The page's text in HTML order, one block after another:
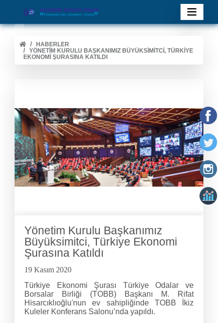
HABERLER
YÖNETIM KURULU BAŞKANIMIZ BÜYÜKSIMITCI, TÜRKIYE
EKONOMI ŞURASINA KATILDI
Yönetim Kurulu Başkanımız
Büyüksimitci, Türkiye Ekonomi
Şurasına Katıldı
19 Kasım 2020
Türkiye Ekonomi Şurası Türkiye Odalar ve
Borsalar Birliği (TOBB) Başkanı M. Rifat
Hisarcıklıoğlu'nun ev sahipliğinde TOBB İkiz
Kuleler Konferans Salonu’nda yapıldı.